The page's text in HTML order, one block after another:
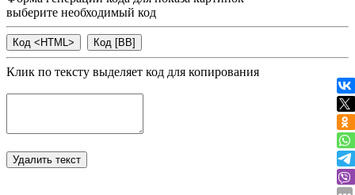
выберите необходимый код
Клик по тексту выделяет код для копирования